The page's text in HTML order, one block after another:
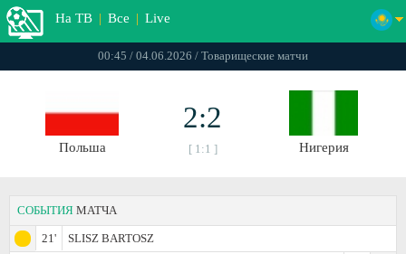
На ТВ | Все | Live
00:45 / 04.06.2026 / Товарищеские матчи
Польша
2:2
[ 1:1 ] Нигерия
СОБЫТИЯ МАТЧА
21'
SLISZ BARTOSZ